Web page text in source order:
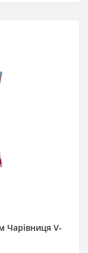
Чарівниця V-